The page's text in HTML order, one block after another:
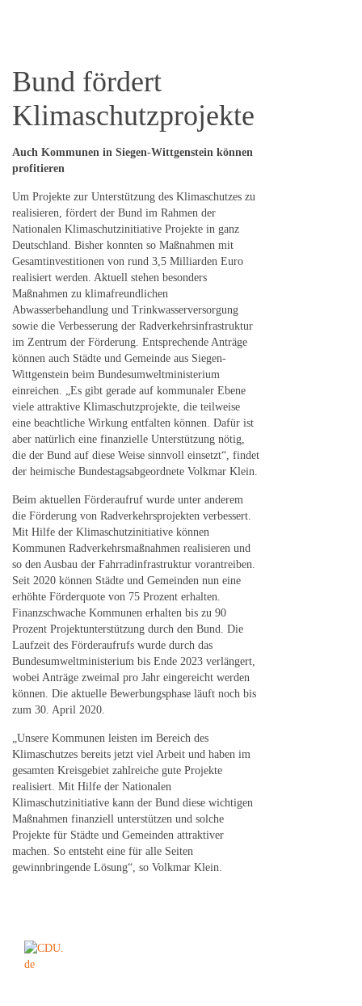
Bund fördert
Klimaschutzprojekte
Auch Kommunen in Siegen-Wittgenstein können
profitieren
Um Projekte zur Unterstützung des Klimaschutzes zu
realisieren, fördert der Bund im Rahmen der
Nationalen Klimaschutzinitiative Projekte in ganz
Deutschland. Bisher konnten so Maßnahmen mit
Gesamtinvestitionen von rund 3,5 Milliarden Euro
realisiert werden. Aktuell stehen besonders
Maßnahmen zu klimafreundlichen
Abwasserbehandlung und Trinkwasserversorgung
sowie die Verbesserung der Radverkehrsinfrastruktur
im Zentrum der Förderung. Entsprechende Anträge
können auch Städte und Gemeinde aus Siegen-
Wittgenstein beim Bundesumweltministerium
einreichen. „Es gibt gerade auf kommunaler Ebene
viele attraktive Klimaschutzprojekte, die teilweise
eine beachtliche Wirkung entfalten können. Dafür ist
aber natürlich eine finanzielle Unterstützung nötig,
die der Bund auf diese Weise sinnvoll einsetzt“, findet
der heimische Bundestagsabgeordnete Volkmar Klein.
Beim aktuellen Förderaufruf wurde unter anderem
die Förderung von Radverkehrsprojekten verbessert.
Mit Hilfe der Klimaschutzinitiative können
Kommunen Radverkehrsmaßnahmen realisieren und
so den Ausbau der Fahrradinfrastruktur vorantreiben.
Seit 2020 können Städte und Gemeinden nun eine
erhöhte Förderquote von 75 Prozent erhalten.
Finanzschwache Kommunen erhalten bis zu 90
Prozent Projektunterstützung durch den Bund. Die
Laufzeit des Förderaufrufs wurde durch das
Bundesumweltministerium bis Ende 2023 verlängert,
wobei Anträge zweimal pro Jahr eingereicht werden
können. Die aktuelle Bewerbungsphase läuft noch bis
zum 30. April 2020.
„Unsere Kommunen leisten im Bereich des
Klimaschutzes bereits jetzt viel Arbeit und haben im
gesamten Kreisgebiet zahlreiche gute Projekte
realisiert. Mit Hilfe der Nationalen
Klimaschutzinitiative kann der Bund diese wichtigen
Maßnahmen finanziell unterstützen und solche
Projekte für Städte und Gemeinden attraktiver
machen. So entsteht eine für alle Seiten
gewinnbringende Lösung“, so Volkmar Klein.